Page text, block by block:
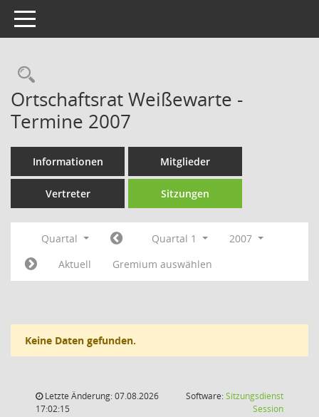
Toggle navigation
Rechercheauswahl
Ortschaftsrat Weißewarte -
Termine 2007
Informationen Mitglieder
Vertreter Sitzungen
Quartal Quartal 1
2007
Aktuell
Gremium auswählen
Keine Daten gefunden.
Letzte Änderung: 07.08.2026
17:02:15
Software:Sitzungsdienst
Session(Wird in